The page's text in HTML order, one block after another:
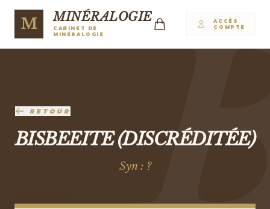
M MINÉRALOGIE
CABINET DE
MINÉRALOGIE
ACCÈS
COMPTE
RETOUR
BISBEEITE (DISCRÉDITÉE)
Syn : ?